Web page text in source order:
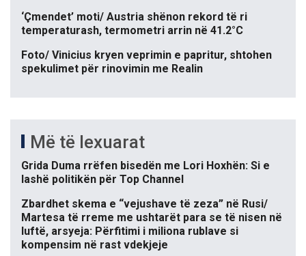
‘Çmendet’ moti/ Austria shënon rekord të ri
temperaturash, termometri arrin në 41.2°C
Foto/ Vinicius kryen veprimin e papritur, shtohen
spekulimet për rinovimin me Realin
Më të lexuarat
Grida Duma rrëfen bisedën me Lori Hoxhën: Si e
lashë politikën për Top Channel
Zbardhet skema e “vejushave të zeza” në Rusi/
Martesa të rreme me ushtarët para se të nisen në
luftë, arsyeja: Përfitimi i miliona rublave si
kompensim në rast vdekjeje